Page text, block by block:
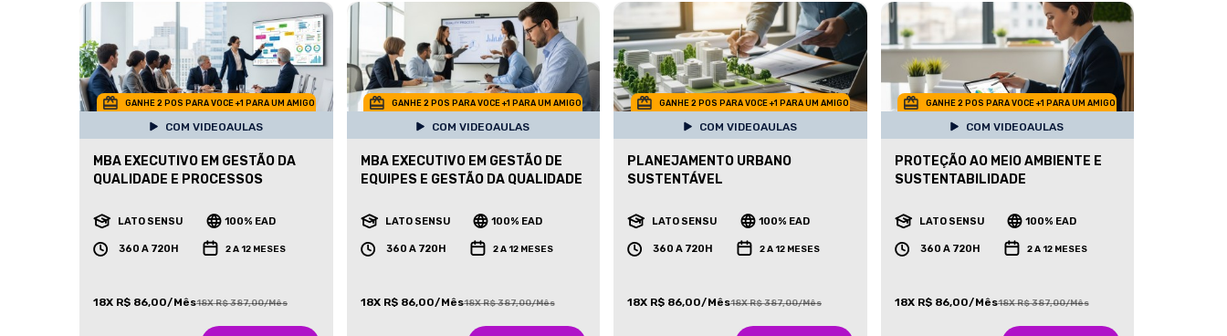
GANHE 2 POS PARA VOCE +1 PARA UM AMIGO
COM VIDEOAULAS
MBA EXECUTIVO EM GESTÃO DA
QUALIDADE E PROCESSOS
LATO SENSU 100% EAD
360 A 720H 2 A 12 MESES
18X R$ 86,00/Mês18X R$ 387,00/Mês
GANHE 2 POS PARA VOCE +1 PARA UM AMIGO
COM VIDEOAULAS
MBA EXECUTIVO EM GESTÃO DE
EQUIPES E GESTÃO DA QUALIDADE
LATO SENSU 100% EAD
360 A 720H 2 A 12 MESES
18X R$ 86,00/Mês18X R$ 387,00/Mês
GANHE 2 POS PARA VOCE +1 PARA UM AMIGO
COM VIDEOAULAS
PLANEJAMENTO URBANO
SUSTENTÁVEL
LATO SENSU 100% EAD
360 A 720H 2 A 12 MESES
18X R$ 86,00/Mês18X R$ 387,00/Mês
GANHE 2 POS PARA VOCE +1 PARA UM AMIGO
COM VIDEOAULAS
PROTEÇÃO AO MEIO AMBIENTE E
SUSTENTABILIDADE
LATO SENSU 100% EAD
360 A 720H 2 A 12 MESES
18X R$ 86,00/Mês18X R$ 387,00/Mês